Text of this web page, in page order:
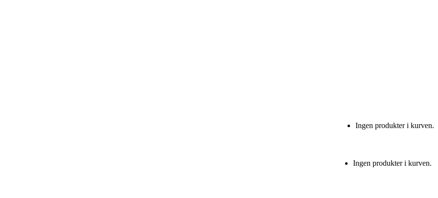
Ingen produkter i kurven.
Ingen produkter i kurven.